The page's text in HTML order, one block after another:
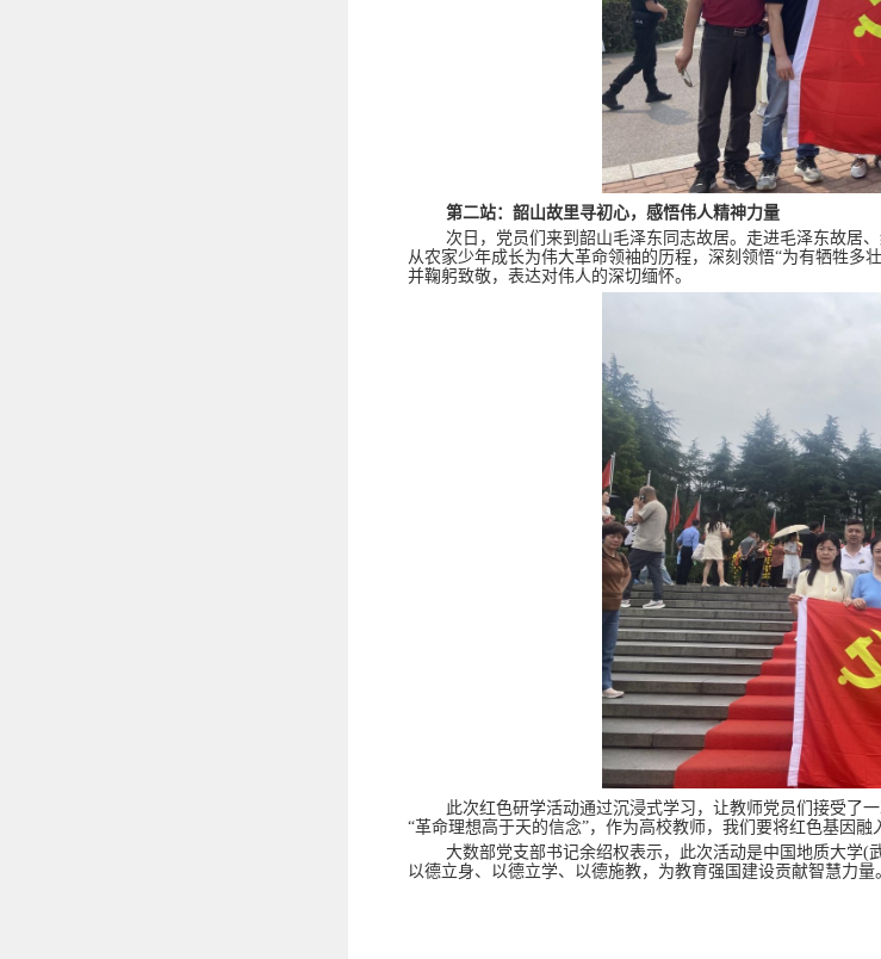
第二站：韶山故里寻初心，感悟伟人精神力量
次日，党员们来到韶山毛泽东同志故居。走进毛泽东故居
从农家少年成长为伟大革命领袖的历程，深刻领悟“为有牺牲多
并鞠躬致敬，表达对伟人的深切缅怀。
此次红色研学活动通过沉浸式学习，让教师党员们接受了
“革命理想高于天的信念”，作为高校教师，我们要将红色基因融
大数部党支部书记余绍权表示，此次活动是中国地质大学(
以德立身、以德立学、以德施教，为教育强国建设贡献智慧力